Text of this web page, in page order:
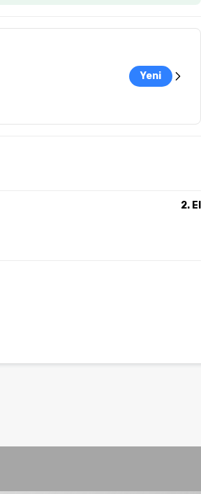
Yeni
2. El